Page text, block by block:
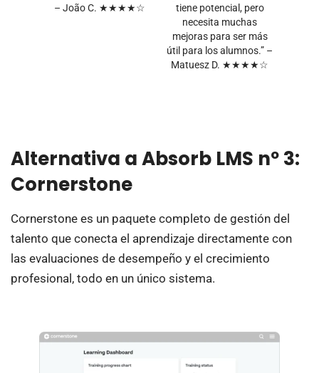
– João C. ★★★★☆
tiene potencial, pero
necesita muchas
mejoras para ser más
útil para los alumnos.” –
Matuesz D. ★★★★☆
Alternativa a Absorb LMS nº 3:
Cornerstone
Cornerstone es un paquete completo de gestión del
talento que conecta el aprendizaje directamente con
las evaluaciones de desempeño y el crecimiento
profesional, todo en un único sistema.